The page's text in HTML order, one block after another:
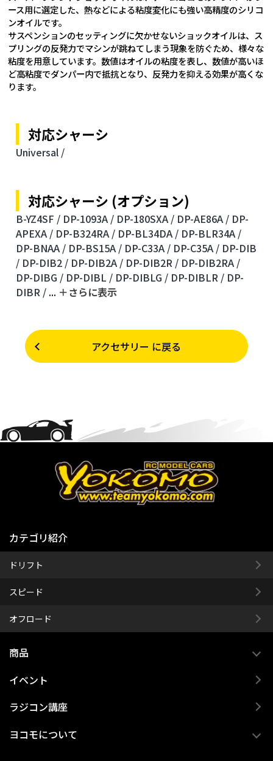
ース用に選定した、熱などによる粘度変化にも強い高精度のシリコ
ンオイルです。
サスペンションのセッティングに欠かせないショックオイルは、ス
プリングの反発力でマシンが跳ねてしまう現象を防ぐため、様々な
粘度を用意しています。数値はオイルの粘度を表し、数値が高いほ
ど高粘度でダンパー内で抵抗となり、反発力を抑える効果が高くな
ります。
対応シャーシ
Universal /
対応シャーシ (オプション)
B-YZ4SF / DP-1093A / DP-180SXA / DP-AE86A / DP-
APEXA / DP-B324RA / DP-BL34DA / DP-BLR34A /
DP-BNAA / DP-BS15A / DP-C33A / DP-C35A / DP-DIB
/ DP-DIB2 / DP-DIB2A / DP-DIB2R / DP-DIB2RA /
DP-DIBG / DP-DIBL / DP-DIBLG / DP-DIBLR / DP-
DIBR / ... ＋さらに表⽰
アクセサリー に戻る
カテゴリ紹介
ドリフト
スピード
オフロード
商品
イベント
ラジコン講座
ヨコモについて